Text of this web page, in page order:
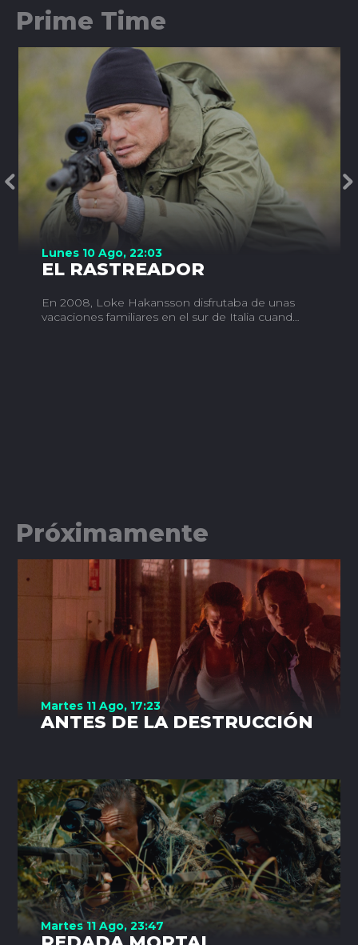
Prime Time
Lunes 10 Ago, 22:03
EL RASTREADOR
En 2008, Loke Hakansson disfrutaba de unas
vacaciones familiares en el sur de Italia cuando
Próximamente
Martes 11 Ago, 17:23
ANTES DE LA DESTRUCCIÓN
Martes 11 Ago, 23:47